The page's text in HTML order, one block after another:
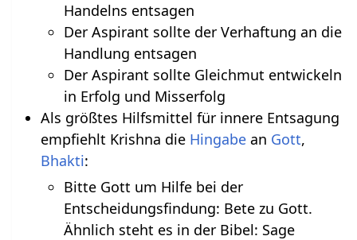
Handelns entsagen
Der Aspirant sollte der Verhaftung an die
Handlung entsagen
Der Aspirant sollte Gleichmut entwickeln
in Erfolg und Misserfolg
Als größtes Hilfsmittel für innere Entsagung
empfiehlt Krishna die Hingabean Gott,
Bhakti:
Bitte Gott um Hilfe bei der
Entscheidungsfindung: Bete zu Gott.
Ähnlich steht es in der Bibel: Sage